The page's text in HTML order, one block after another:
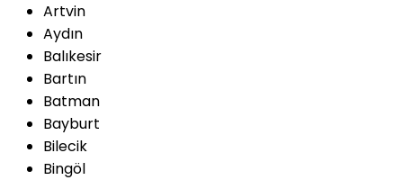
Artvin
Aydın
Balıkesir
Bartın
Batman
Bayburt
Bilecik
Bingöl